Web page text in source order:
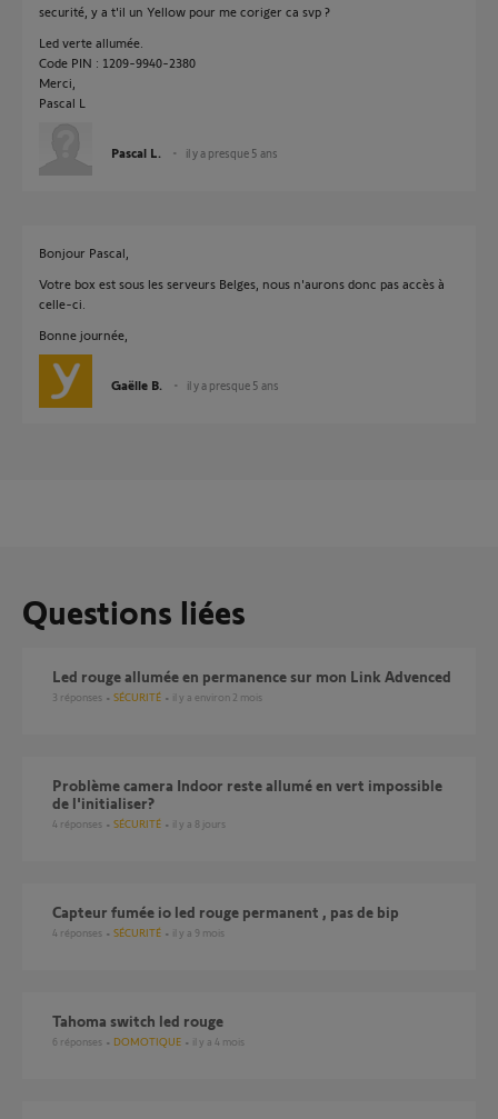
securité, y a t'il un Yellow pour me coriger ca svp ?
Led verte allumée.
Code PIN : 1209-9940-2380
Merci,
Pascal L
Pascal L. il y a presque 5 ans
Bonjour Pascal,
Votre box est sous les serveurs Belges, nous n'aurons donc pas accès à
celle-ci.
Bonne journée,
Gaëlle B. il y a presque 5 ans
Questions liées
Led rouge allumée en permanence sur mon Link Advenced
3 réponses SÉCURITÉ il y a environ 2 mois
problème camera Indoor reste allumé en vert impossible
de l'initialiser?
4 réponses SÉCURITÉ il y a 8 jours
Capteur fumée io led rouge permanent , pas de bip
4 réponses SÉCURITÉ il y a 9 mois
Tahoma switch led rouge
6 réponses DOMOTIQUE il y a 4 mois